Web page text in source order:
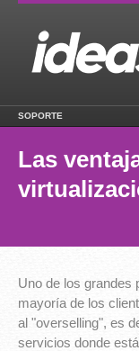
SOPORTE
Las
Uno de los grandes
mayoría de los
al "overselling", es
servicios donde